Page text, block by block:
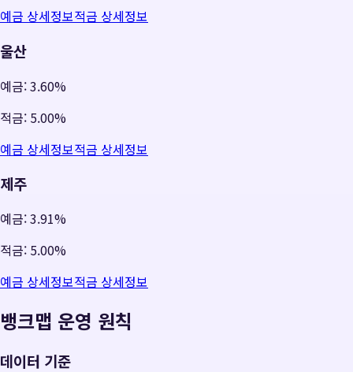
예금 상세정보적금 상세정보
울산
예금:3.60%
적금: 5.00%
예금 상세정보적금 상세정보
제주
예금:3.91%
적금: 5.00%
예금 상세정보적금 상세정보
뱅크맵 운영 원칙
데이터 기준